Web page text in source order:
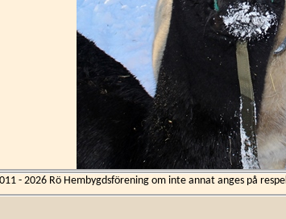
- 2026 Rö Hembygdsförening om inte annat anges på